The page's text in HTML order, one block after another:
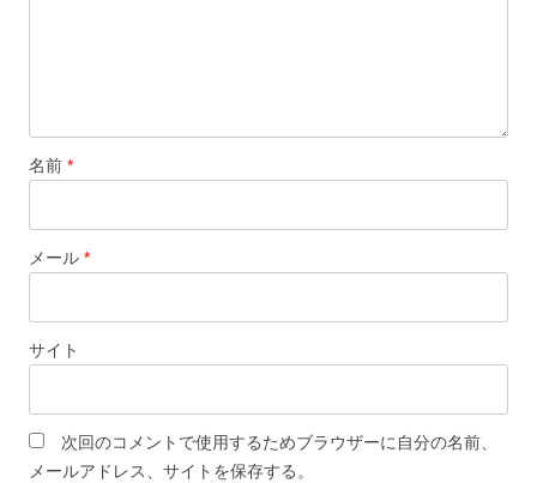
名前 *
メール *
サイト
次回のコメントで使用するためブラウザーに自分の名前、
メールアドレス、サイトを保存する。